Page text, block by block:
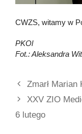
CWZS, witamy w
PKOl
Fot.: Aleksandra
Zmarł Marian
XXV ZIO
6 lutego